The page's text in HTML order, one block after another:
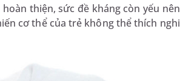
thiện, sức đề kháng còn yếu nên
cơ thể của trẻ không thể thích nghi